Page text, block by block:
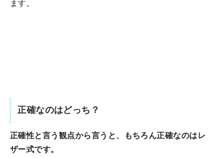
ます。
正確なのはどっち？
正確性と言う観点から言うと、もちろん正確なのはレ
ザー式です。